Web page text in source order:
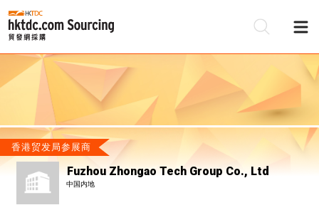
香港贸发局参展商
Fuzhou Zhongao Tech Group Co., Ltd
中国内地